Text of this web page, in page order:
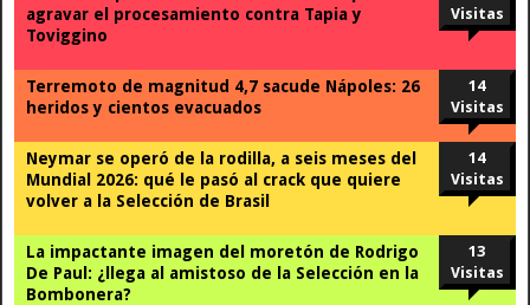
agravar el procesamiento contra Tapia y
Toviggino
Visitas
Terremoto de magnitud 4,7 sacude Nápoles: 26
heridos y cientos evacuados
14
Visitas
Neymar se operó de la rodilla, a seis meses del
Mundial 2026: qué le pasó al crack que quiere
volver a la Selección de Brasil
14
Visitas
La impactante imagen del moretón de Rodrigo
De Paul: ¿llega al amistoso de la Selección en la
Bombonera?
13
Visitas